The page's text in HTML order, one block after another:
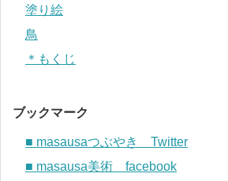
塗り絵
鳥
＊もくじ
ブックマーク
■ masausaつぶやき Twitter
■ masausa美術 facebook